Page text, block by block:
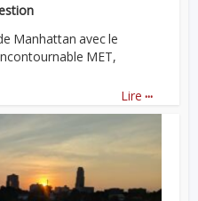
Manhattan avec le
MET,
Lire ...